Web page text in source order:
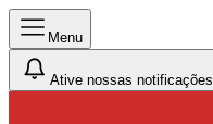
Menu
Ative nossas notificações